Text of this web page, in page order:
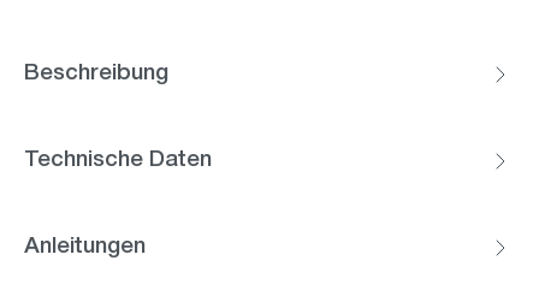
Beschreibung
Technische Daten
Anleitungen